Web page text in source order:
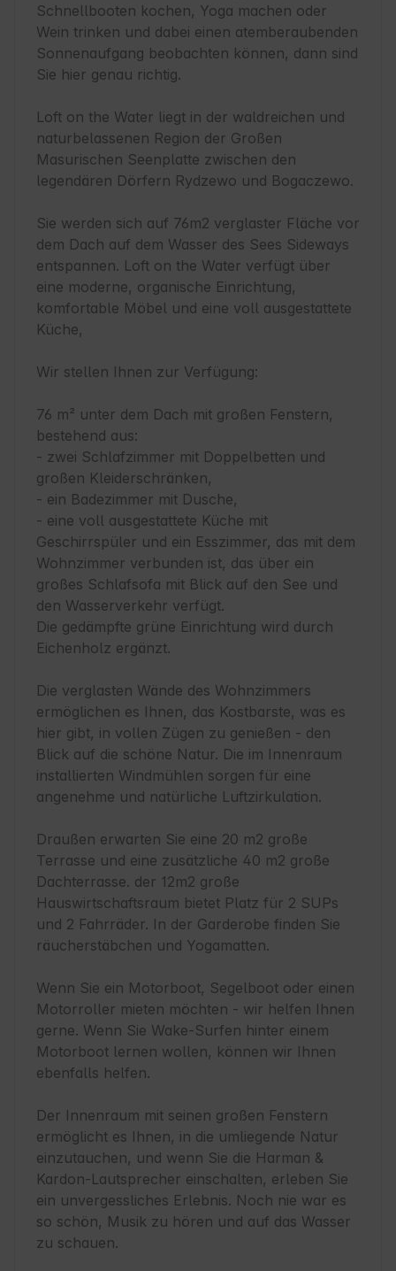
Schnellbooten kochen, Yoga machen oder
Wein trinken und dabei einen atemberaubenden
Sonnenaufgang beobachten können, dann sind
Sie hier genau richtig.
Loft on the Water liegt in der waldreichen und
naturbelassenen Region der Großen
Masurischen Seenplatte zwischen den
legendären Dörfern Rydzewo und Bogaczewo.
Sie werden sich auf 76m2 verglaster Fläche vor
dem Dach auf dem Wasser des Sees Sideways
entspannen. Loft on the Water verfügt über
eine moderne, organische Einrichtung,
komfortable Möbel und eine voll ausgestattete
Küche,
Wir stellen Ihnen zur Verfügung:
76 m² unter dem Dach mit großen Fenstern,
bestehend aus:
- zwei Schlafzimmer mit Doppelbetten und
großen Kleiderschränken,
- ein Badezimmer mit Dusche,
- eine voll ausgestattete Küche mit
Geschirrspüler und ein Esszimmer, das mit dem
Wohnzimmer verbunden ist, das über ein
großes Schlafsofa mit Blick auf den See und
den Wasserverkehr verfügt.
Die gedämpfte grüne Einrichtung wird durch
Eichenholz ergänzt.
Die verglasten Wände des Wohnzimmers
ermöglichen es Ihnen, das Kostbarste, was es
hier gibt, in vollen Zügen zu genießen - den
Blick auf die schöne Natur. Die im Innenraum
installierten Windmühlen sorgen für eine
angenehme und natürliche Luftzirkulation.
Draußen erwarten Sie eine 20 m2 große
Terrasse und eine zusätzliche 40 m2 große
Dachterrasse. der 12m2 große
Hauswirtschaftsraum bietet Platz für 2 SUPs
und 2 Fahrräder. In der Garderobe finden Sie
räucherstäbchen und Yogamatten.
Wenn Sie ein Motorboot, Segelboot oder einen
Motorroller mieten möchten - wir helfen Ihnen
gerne. Wenn Sie Wake-Surfen hinter einem
Motorboot lernen wollen, können wir Ihnen
ebenfalls helfen.
Der Innenraum mit seinen großen Fenstern
ermöglicht es Ihnen, in die umliegende Natur
einzutauchen, und wenn Sie die Harman &
Kardon-Lautsprecher einschalten, erleben Sie
ein unvergessliches Erlebnis. Noch nie war es
so schön, Musik zu hören und auf das Wasser
zu schauen.